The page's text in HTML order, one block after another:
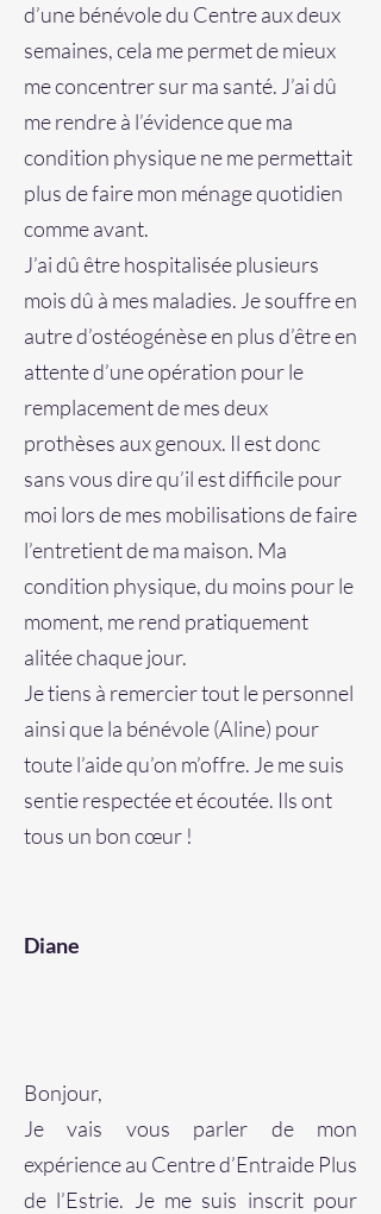
d’une bénévole du Centre aux deux
semaines, cela me permet de mieux
me concentrer sur ma santé. J’ai dû
me rendre à l’évidence que ma
condition physique ne me permettait
plus de faire mon ménage quotidien
comme avant.
J’ai dû être hospitalisée plusieurs
mois dû à mes maladies. Je souffre en
autre d’ostéogénèse en plus d’être en
attente d’une opération pour le
remplacement de mes deux
prothèses aux genoux. Il est donc
sans vous dire qu’il est difficile pour
moi lors de mes mobilisations de faire
l’entretient de ma maison. Ma
condition physique, du moins pour le
moment, me rend pratiquement
alitée chaque jour.
Je tiens à remercier tout le personnel
ainsi que la bénévole (Aline) pour
toute l’aide qu’on m’offre. Je me suis
sentie respectée et écoutée. Ils ont
tous un bon cœur !
Diane
Bonjour,
Je vais vous parler de mon
expérience au Centre d’Entraide Plus
de l’Estrie. Je me suis inscrit pour